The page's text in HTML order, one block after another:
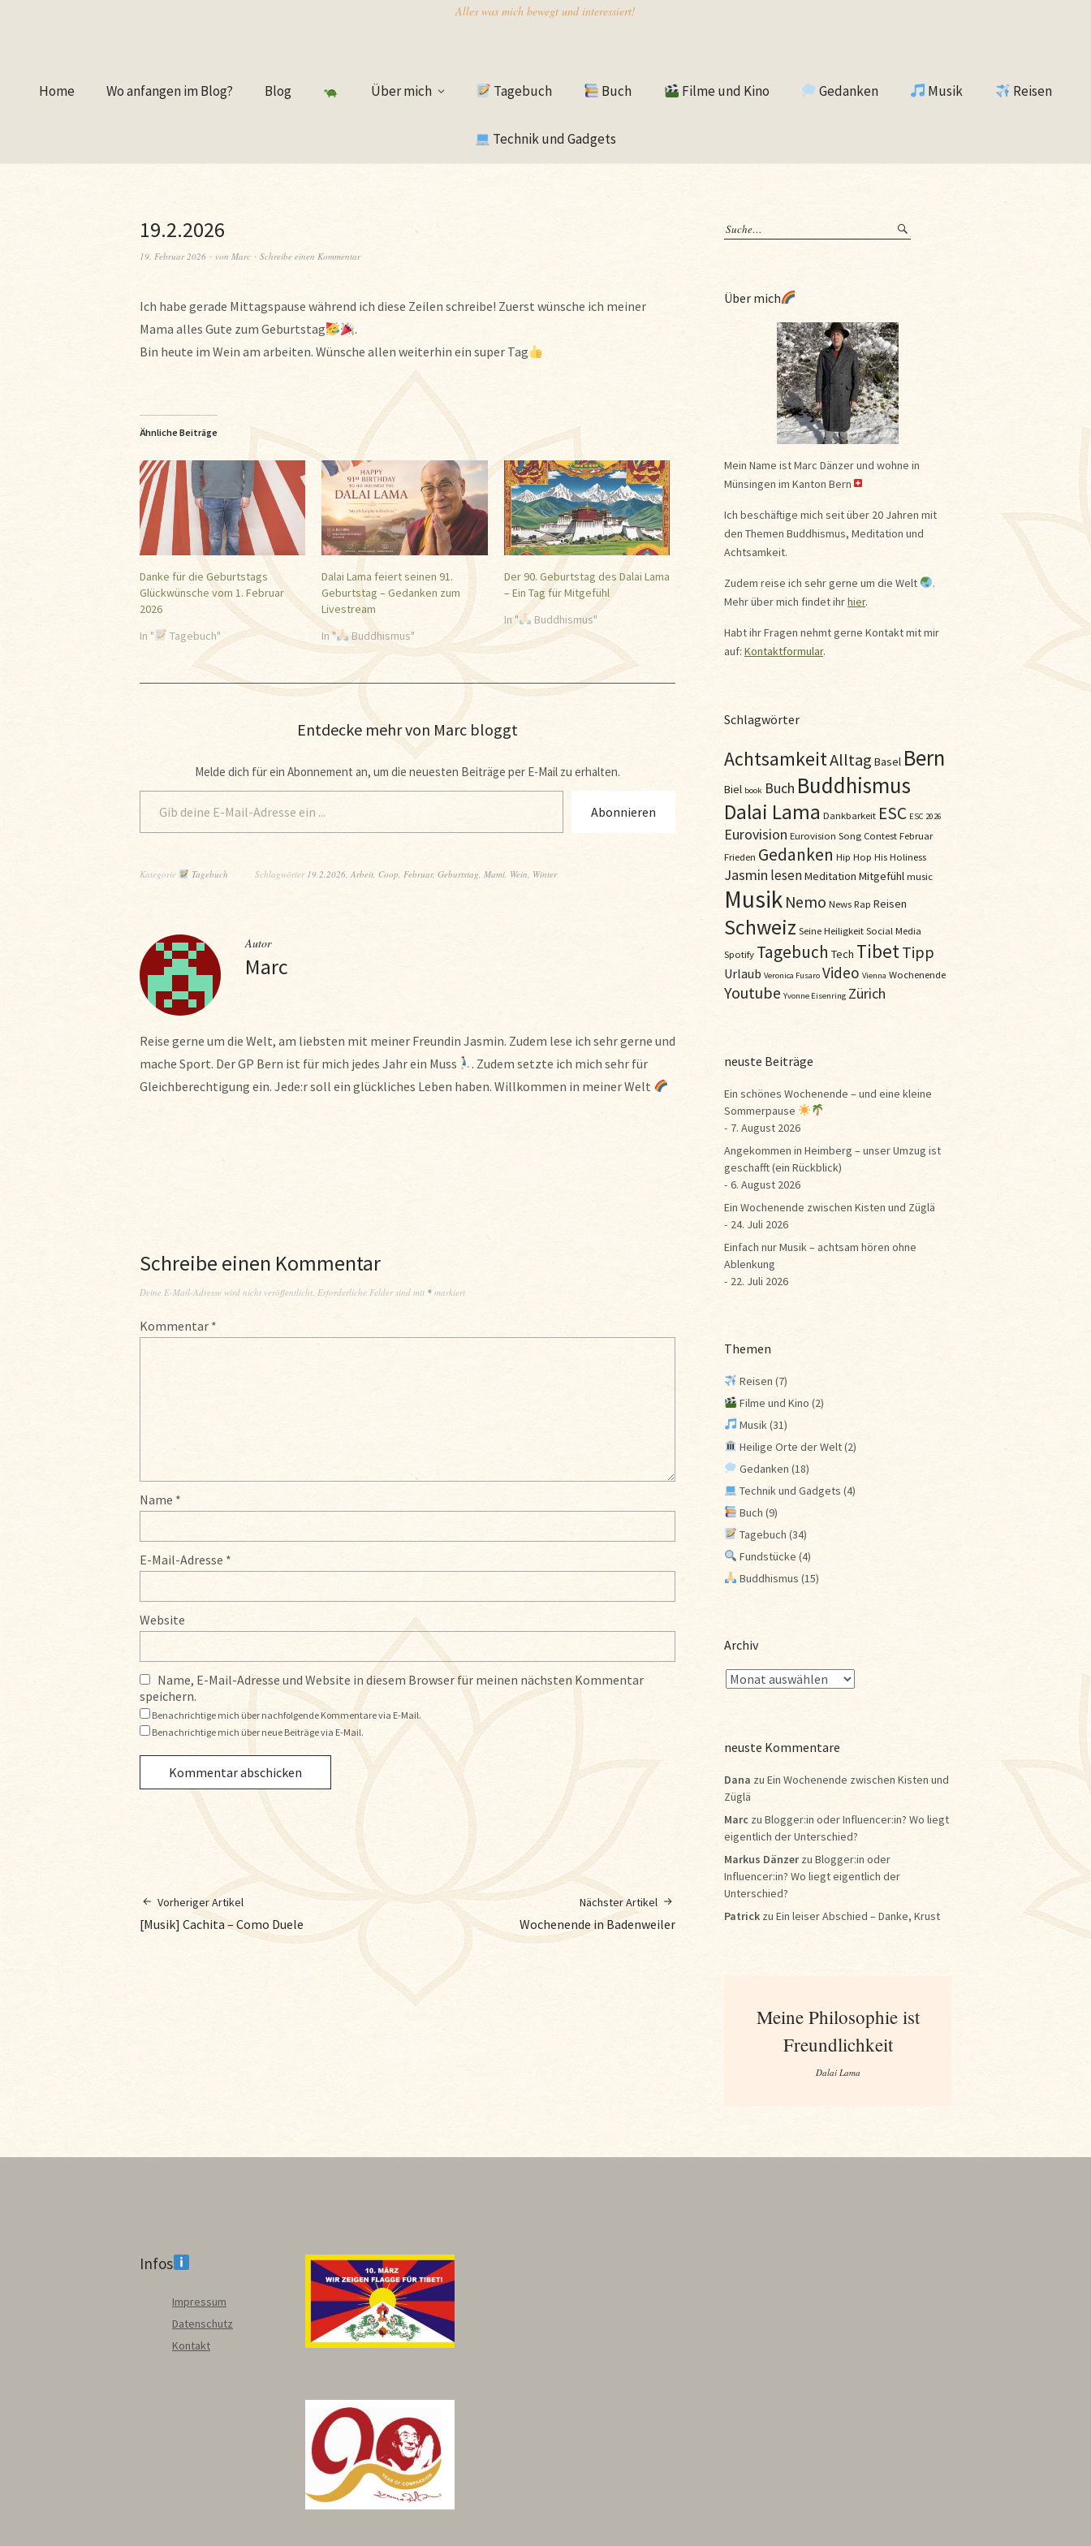
Alles was mich bewegt und interessiert!
Home Wo anfangen im Blog? Blog Über mich Tagebuch Buch Filme und Kino Gedanken Musik Reisen
Technik und Gadgets
19.2.2026
19. Februar 2026 von Marc Schreibe einen Kommentar
Ich habe gerade Mittagspause während ich diese Zeilen schreibe! Zuerst wünsche ich meiner
Mama alles Gute zum Geburtstag
.
Bin heute im Wein am arbeiten. Wünsche allen weiterhin ein super Tag
Ähnliche Beiträge
Danke für die Geburtstags
Glückwünsche vom 1. Februar
2026
In "
Tagebuch"
Dalai Lama feiert seinen 91.
Geburtstag – Gedanken zum
Livestream
In "
Buddhismus"
Der 90. Geburtstag des Dalai Lama
– Ein Tag für Mitgefühl
In "
Buddhismus"
Entdecke mehr von Marc bloggt
Melde dich für ein Abonnement an, um die neuesten Beiträge per E-Mail zu erhalten.
Abonnieren
Kategorie Tagebuch Schlagwörter 19.2.2026 Arbeit, Coop Februar, Geburtstag Mami, Wein Winter
Autor
Marc
Reise gerne um die Welt, am liebsten mit meiner Freundin Jasmin. Zudem lese ich sehr gerne und
mache Sport. Der GP Bern ist für mich jedes Jahr ein Muss
. Zudem setzte ich mich sehr für
Gleichberechtigung ein. Jede:r soll ein glückliches Leben haben. Willkommen in meiner Welt
Schreibe einen Kommentar
Deine E-Mail-Adresse wird nicht veröffentlicht. Erforderliche Felder sind mit * markiert
Kommentar *
Name *
E-Mail-Adresse *
Website
Name, E-Mail-Adresse und Website in diesem Browser für meinen nächsten Kommentar
speichern.
Benachrichtige mich über nachfolgende Kommentare via E-Mail.
Benachrichtige mich über neue Beiträge via E-Mail.
Vorheriger Artikel
[Musik] Cachita – Como Duele
Nächster Artikel
Wochenende in Badenweiler
Über mich
Mein Name ist Marc Dänzer und wohne in
Münsingen im Kanton Bern
Ich beschäftige mich seit über 20 Jahren mit
den Themen Buddhismus, Meditation und
Achtsamkeit.
Zudem reise ich sehr gerne um die Welt
.
Mehr über mich findet ihrhier.
Habt ihr Fragen nehmt gerne Kontakt mit mir
auf: Kontaktformular.
Schlagwörter
AchtsamkeitAlltag Basel Bern
Biel book Buch Buddhismus
Dalai Lama Dankbarkeit ESC ESC 2026
Eurovision Eurovision Song ContestFebruar
Frieden Gedanken Hip Hop His Holiness
Jasmin lesenMeditation Mitgefühl music
Musik Nemo NewsRap Reisen
Schweiz Seine HeiligkeitSocial Media
Spotify Tagebuch Tech TibetTipp
Urlaub Veronica Fusaro Video Vienna Wochenende
Youtube Yvonne Eisenring Zürich
neuste Beiträge
Ein schönes Wochenende – und eine kleine
Sommerpause
7. August 2026
Angekommen in Heimberg – unser Umzug ist
geschafft (ein Rückblick)
6. August 2026
Ein Wochenende zwischen Kisten und Züglä
24. Juli 2026
Einfach nur Musik – achtsam hören ohne
Ablenkung
22. Juli 2026
Themen
Reisen (7)
Filme und Kino (2)
Musik (31)
Heilige Orte der Welt(2)
Gedanken (18)
Technik und Gadgets (4)
Buch (9)
Tagebuch (34)
Fundstücke (4)
Buddhismus (15)
Archiv
neuste Kommentare
Dana zu Ein Wochenende zwischen Kisten und
Züglä
Marc zu Blogger:in oder Influencer:in? Wo liegt
eigentlich der Unterschied?
Markus Dänzerzu Blogger:in oder
Influencer:in? Wo liegt eigentlich der
Unterschied?
Patrick zu Ein leiser Abschied – Danke, Krust
Meine Philosophie ist
Freundlichkeit
Dalai Lama
Infos
Impressum
Datenschutz
Kontakt